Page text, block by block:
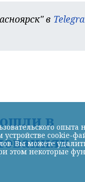
в
вопыта
cookie-
Вы можете
этом некоторые